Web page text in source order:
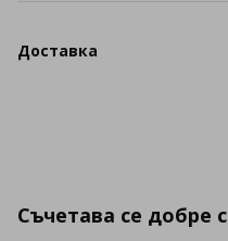
Доставка
Съчетава се добре с